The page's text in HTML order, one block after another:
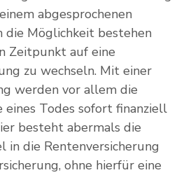
abgesprochenen
die Möglichkeit bestehen
Zeitpunkt auf eine
zu wechseln. Mit einer
werden vor allem die
Todes sofort finanziell
besteht abermals die
in die Rentenversicherung
ohne hierfür eine